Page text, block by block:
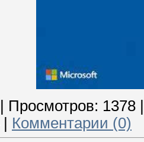
Просмотров: 1378
Комментарии (0)